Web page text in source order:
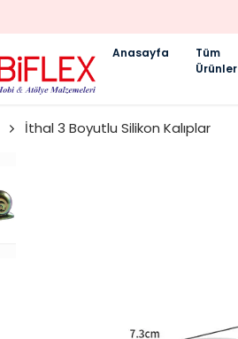
Anasayfa
Tüm
Ürünler
İthal 3 Boyutlu Silikon Kalıplar